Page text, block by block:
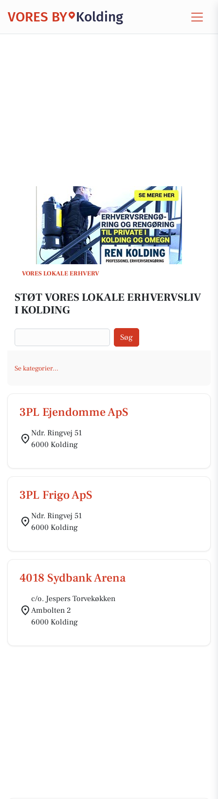
VORES BY Kolding
VORES LOKALE ERHVERV
STØT VORES LOKALE ERHVERVSLIV
I KOLDING
Søg
Se kategorier...
3PL Ejendomme ApS
Ndr. Ringvej 51
6000 Kolding
3PL Frigo ApS
Ndr. Ringvej 51
6000 Kolding
4018 Sydbank Arena
c/o. Jespers Torvekøkken
Ambolten 2
6000 Kolding